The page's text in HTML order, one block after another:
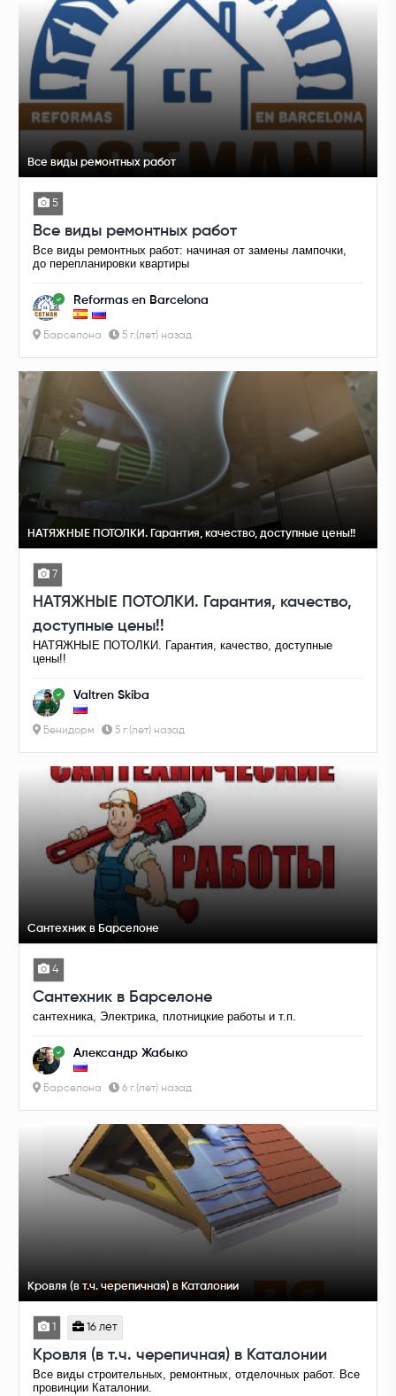
Все виды ремонтных работ
5
Все виды ремонтных работ
Все виды ремонтных работ: начиная от замены лампочки,
до перепланировки квартиры
Reformas en Barcelona
Барселона 5 г.(лет) назад
НАТЯЖНЫЕ ПОТОЛКИ. Гарантия, качество, доступные цены!!
7
НАТЯЖНЫЕ ПОТОЛКИ. Гарантия, качество,
доступные цены!!
НАТЯЖНЫЕ ПОТОЛКИ. Гарантия, качество, доступные
цены!!
Valtren Skiba
Бенидорм 5 г.(лет) назад
Сантехник в Барселоне
4
Сантехник в Барселоне
сантехника, Электрика, плотницкие работы и т.п.
Александр Жабыко
Барселона 6 г.(лет) назад
Кровля (в т.ч. черепичная) в Каталонии
1 16 лет
Кровля (в т.ч. черепичная) в Каталонии
Все виды строительных, ремонтных, отделочных работ. Все
провинции Каталонии.